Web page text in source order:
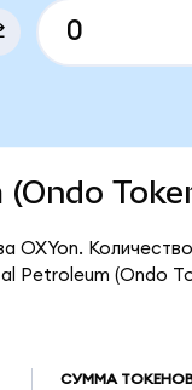
(Ondo
OXYon.
Petroleum (Ondo
СУММА